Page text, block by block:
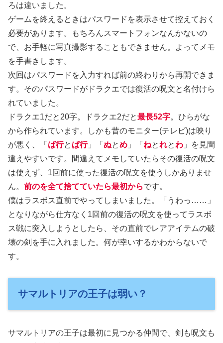
ろは違いました。
ゲームを終えるときはパスワードを表示させて控えておく
必要があります。もちろんスマートフォンなんかないの
で、お手軽に写真撮影することもできません。よってメモ
を手書きします。
次回はパスワードを入力すれば前の終わりから再開できま
す。そのパスワードがドラクエでは復活の呪文と名付けら
れていました。
ドラクエ1だと20字。ドラクエ2だと最長52字。ひらがな
から作られています。しかも昔のモニター(テレビ)は映り
が悪く、「 ば行と ぱ行」「 ぬとめ 」「 ねとれとわ 」を見間
違えやすいです。間違えてメモしていたらその復活の呪文
は使えず、1回前に使った復活の呪文を使うしかありませ
ん。 前のを全て捨てていたら最初からです。
僕はラスボス直前でやってしまいました。「うわっ……」
となりながら仕方なく1回前の復活の呪文を使ってラスボ
ス戦に突入しようとしたら、その直前でレアアイテムの破
壊の剣を手に入れました。何が幸いするかわからないで
す。
サマルトリアの王子は弱い？
サマルトリアの王子は最初に見つかる仲間で、剣も呪文も